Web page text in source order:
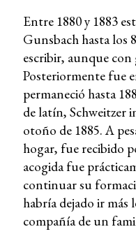
Entre 1880 y 1883
Gunsbach hasta los
escribir, aunque
Posteriormente fue
permaneció hasta
de latín, Schweitzer
otoño de 1885. A
hogar, fue recibido
acogida fue
continuar su
habría dejado ir más
compañía de un